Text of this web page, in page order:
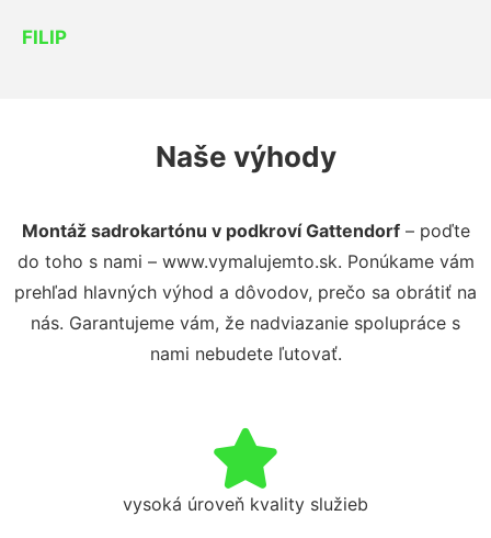
FILIP
Naše výhody
Montáž sadrokartónu v podkroví Gattendorf– poďte
do toho s nami – www.vymalujemto.sk. Ponúkame vám
prehľad hlavných výhod a dôvodov, prečo sa obrátiť na
nás. Garantujeme vám, že nadviazanie spolupráce s
nami nebudete ľutovať.
vysoká úroveň kvality služieb